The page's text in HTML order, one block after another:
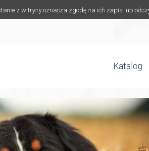
z witryny oznacza zgodę na ich zapis lub
Katalog